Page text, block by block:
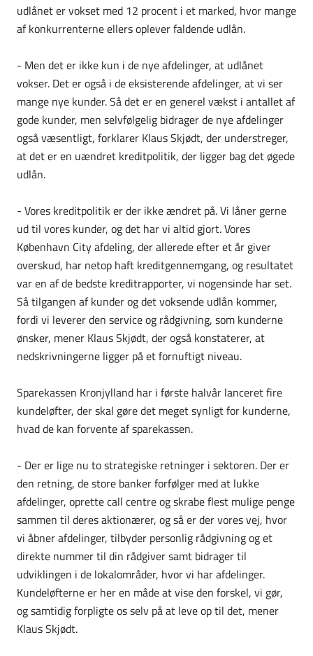
udlånet er vokset med 12 procent i et marked, hvor mange
af konkurrenterne ellers oplever faldende udlån.
- Men det er ikke kun i de nye afdelinger, at udlånet
vokser. Det er også i de eksisterende afdelinger, at vi ser
mange nye kunder. Så det er en generel vækst i antallet af
gode kunder, men selvfølgelig bidrager de nye afdelinger
også væsentligt, forklarer Klaus Skjødt, der understreger,
at det er en uændret kreditpolitik, der ligger bag det øgede
udlån.
- Vores kreditpolitik er der ikke ændret på. Vi låner gerne
ud til vores kunder, og det har vi altid gjort. Vores
København City afdeling, der allerede efter et år giver
overskud, har netop haft kreditgennemgang, og resultatet
var en af de bedste kreditrapporter, vi nogensinde har set.
Så tilgangen af kunder og det voksende udlån kommer,
fordi vi leverer den service og rådgivning, som kunderne
ønsker, mener Klaus Skjødt, der også konstaterer, at
nedskrivningerne ligger på et fornuftigt niveau.
Sparekassen Kronjylland har i første halvår lanceret fire
kundeløfter, der skal gøre det meget synligt for kunderne,
hvad de kan forvente af sparekassen.
- Der er lige nu to strategiske retninger i sektoren. Der er
den retning, de store banker forfølger med at lukke
afdelinger, oprette call centre og skrabe flest mulige penge
sammen til deres aktionærer, og så er der vores vej, hvor
vi åbner afdelinger, tilbyder personlig rådgivning og et
direkte nummer til din rådgiver samt bidrager til
udviklingen i de lokalområder, hvor vi har afdelinger.
Kundeløfterne er her en måde at vise den forskel, vi gør,
og samtidig forpligte os selv på at leve op til det, mener
Klaus Skjødt.